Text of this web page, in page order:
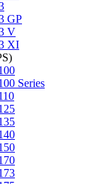
GP
V
XI
Series